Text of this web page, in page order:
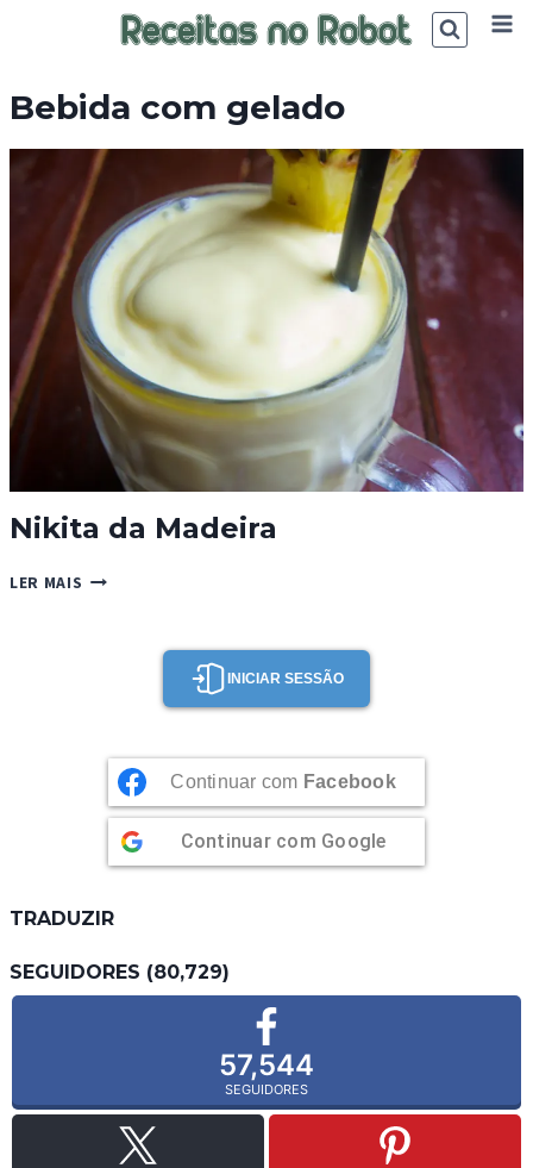
Bebida com gelado
Nikita da Madeira
LER MAIS NIKITA
INICIAR SESSÃO
Continuar com Facebook
Continuar com Google
TRADUZIR
SEGUIDORES (80,729)
57,544
SEGUIDORES